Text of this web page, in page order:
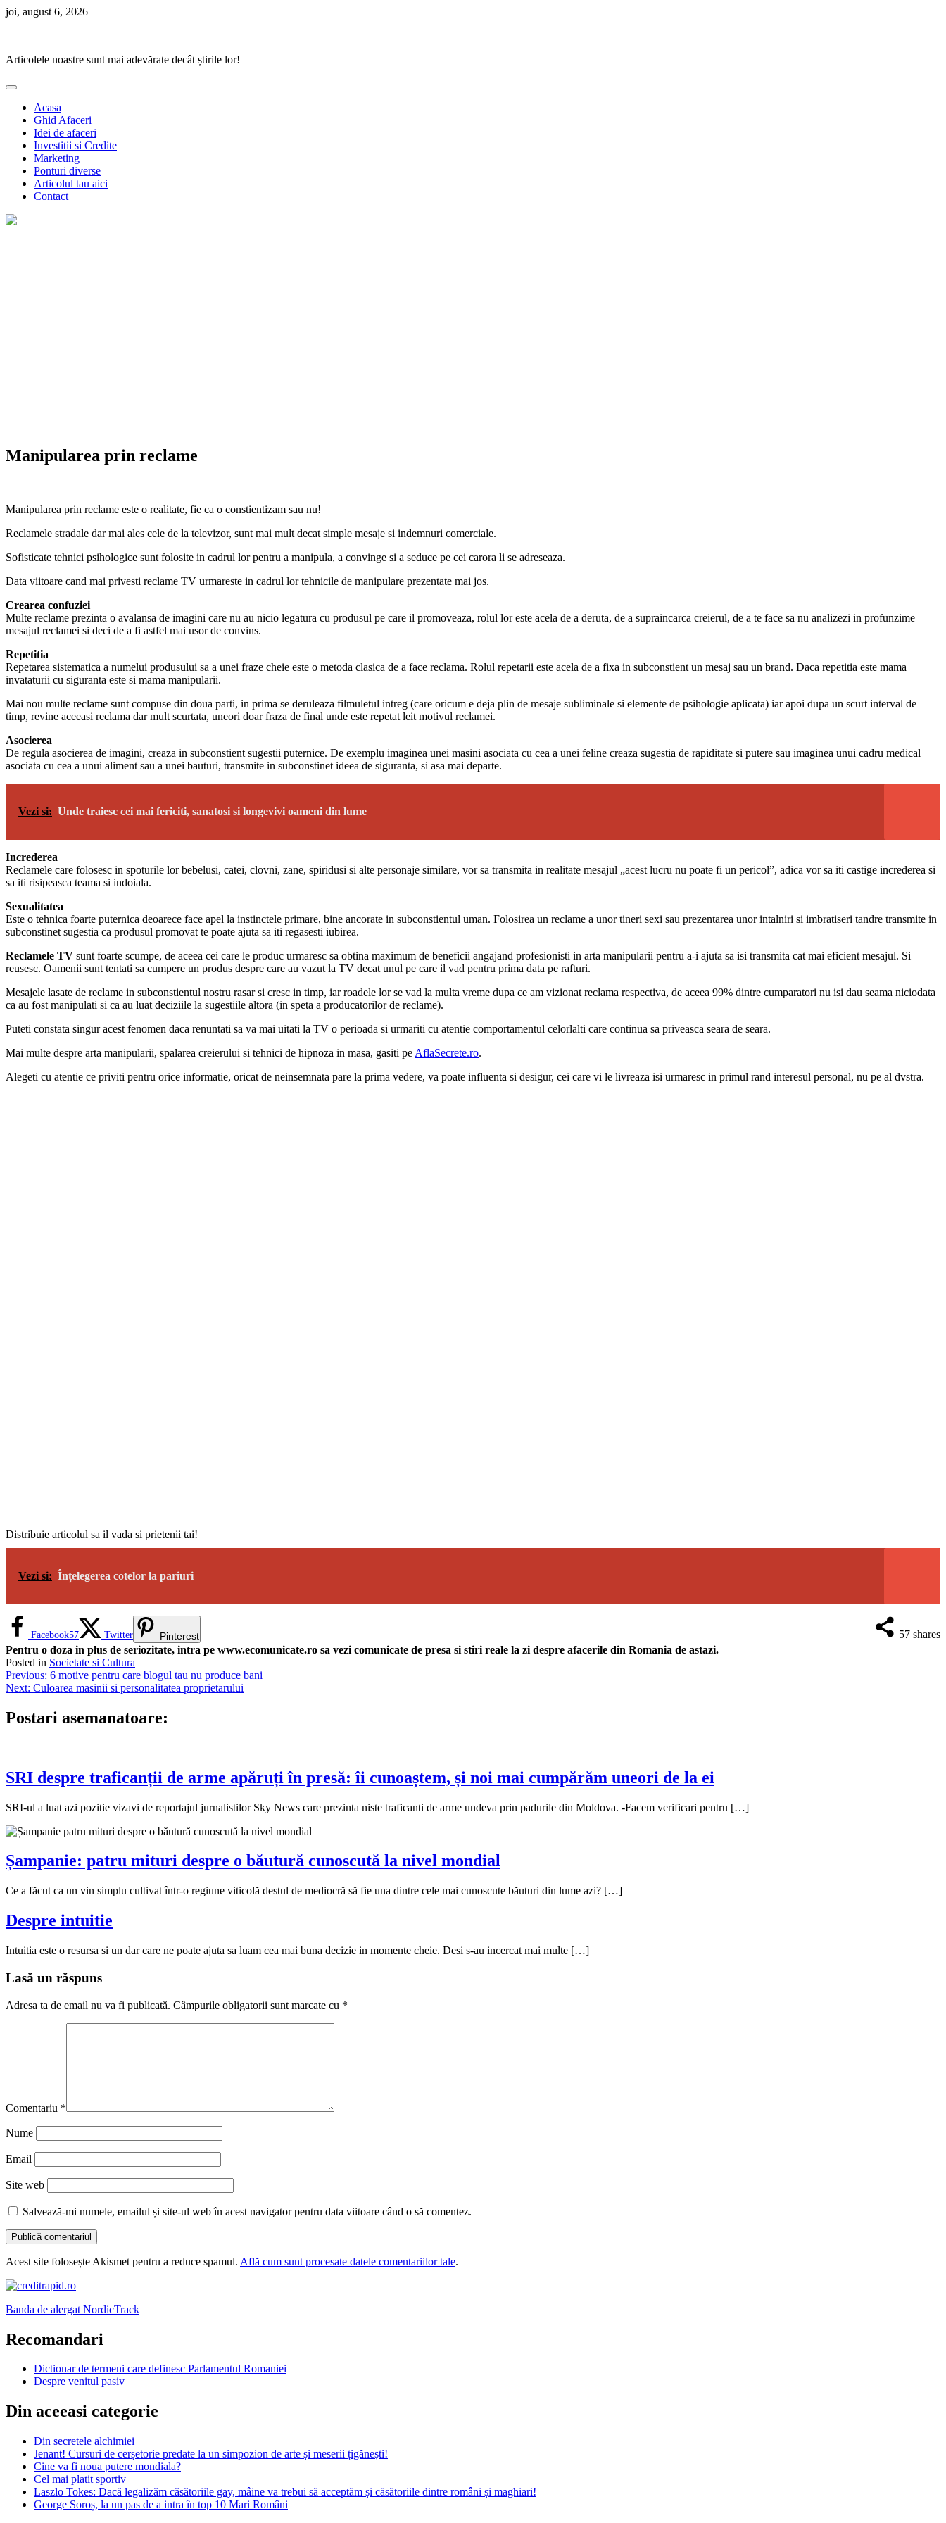
Skip
joi, august 6, 2026
Articolele noastre sunt mai adevărate decât știrile lor!
Acasa
Ghid Afaceri
Idei de afaceri
Investitii si Credite
Marketing
Ponturi diverse
Articolul tau aici
Contact
Manipularea prin reclame
Manipularea prin reclame este o realitate, fie ca o constientizam sau nu!
Reclamele stradale dar mai ales cele de la televizor, sunt mai mult decat simple mesaje si indemnuri comerciale.
Sofisticate tehnici psihologice sunt folosite in cadrul lor pentru a manipula, a convinge si a seduce pe cei carora li se adreseaza.
Data viitoare cand mai privesti reclame TV urmareste in cadrul lor tehnicile de manipulare prezentate mai jos.
Crearea confuziei
Multe reclame prezinta o avalansa de imagini care nu au nicio legatura cu produsul pe care il promoveaza, rolul lor este acela de a deruta, de a supraincarca creierul, de a te face sa nu analizezi in profunzime
mesajul reclamei si deci de a fi astfel mai usor de convins.
Repetitia
Repetarea sistematica a numelui produsului sa a unei fraze cheie este o metoda clasica de a face reclama. Rolul repetarii este acela de a fixa in subconstient un mesaj sau un brand. Daca repetitia este mama
invataturii cu siguranta este si mama manipularii.
Mai nou multe reclame sunt compuse din doua parti, in prima se deruleaza filmuletul intreg (care oricum e deja plin de mesaje subliminale si elemente de psihologie aplicata) iar apoi dupa un scurt interval de
timp, revine aceeasi reclama dar mult scurtata, uneori doar fraza de final unde este repetat leit motivul reclamei.
Asocierea
De regula asocierea de imagini, creaza in subconstient sugestii puternice. De exemplu imaginea unei masini asociata cu cea a unei feline creaza sugestia de rapiditate si putere sau imaginea unui cadru medical
asociata cu cea a unui aliment sau a unei bauturi, transmite in subconstinet ideea de siguranta, si asa mai departe.
Vezi si: Unde traiesc cei mai fericiti, sanatosi si longevivi oameni din lume
Increderea
Reclamele care folosesc in spoturile lor bebelusi, catei, clovni, zane, spiridusi si alte personaje similare, vor sa transmita in realitate mesajul „acest lucru nu poate fi un pericol”, adica vor sa iti castige increderea si
sa iti risipeasca teama si indoiala.
Sexualitatea
Este o tehnica foarte puternica deoarece face apel la instinctele primare, bine ancorate in subconstientul uman. Folosirea un reclame a unor tineri sexi sau prezentarea unor intalniri si imbratiseri tandre transmite in
subconstinet sugestia ca produsul promovat te poate ajuta sa iti regasesti iubirea.
Reclamele TV sunt foarte scumpe, de aceea cei care le produc urmaresc sa obtina maximum de beneficii angajand profesionisti in arta manipularii pentru a-i ajuta sa isi transmita cat mai eficient mesajul. Si
reusesc. Oamenii sunt tentati sa cumpere un produs despre care au vazut la TV decat unul pe care il vad pentru prima data pe rafturi.
Mesajele lasate de reclame in subconstientul nostru rasar si cresc in timp, iar roadele lor se vad la multa vreme dupa ce am vizionat reclama respectiva, de aceea 99% dintre cumparatori nu isi dau seama niciodata
ca au fost manipulati si ca au luat deciziile la sugestiile altora (in speta a producatorilor de reclame).
Puteti constata singur acest fenomen daca renuntati sa va mai uitati la TV o perioada si urmariti cu atentie comportamentul celorlalti care continua sa priveasca seara de seara.
Mai multe despre arta manipularii, spalarea creierului si tehnici de hipnoza in masa, gasiti pe AflaSecrete.ro.
Alegeti cu atentie ce priviti pentru orice informatie, oricat de neinsemnata pare la prima vedere, va poate influenta si desigur, cei care vi le livreaza isi urmaresc in primul rand interesul personal, nu pe al dvstra.
Distribuie articolul sa il vada si prietenii tai!
Vezi si: Înțelegerea cotelor la pariuri
57 shares
Facebook57 Twitter Pinterest
Pentru o doza in plus de seriozitate, intra pe www.ecomunicate.ro sa vezi comunicate de presa si stiri reale la zi despre afacerile din Romania de astazi.
Posted in Societate si Cultura
Navigare
în
articole
Previous: 6 motive pentru care blogul tau nu produce bani
Next: Culoarea masinii si personalitatea proprietarului
Postari asemanatoare:
SRI despre traficanții de arme apăruți în presă: îi cunoaștem, și noi mai cumpărăm uneori de la ei
SRI-ul a luat azi pozitie vizavi de reportajul jurnalistilor Sky News care prezinta niste traficanti de arme undeva prin padurile din Moldova. -Facem verificari pentru […]
Șampanie: patru mituri despre o băutură cunoscută la nivel mondial
Ce a făcut ca un vin simplu cultivat într-o regiune viticolă destul de mediocră să fie una dintre cele mai cunoscute băuturi din lume azi? […]
Despre intuitie
Intuitia este o resursa si un dar care ne poate ajuta sa luam cea mai buna decizie in momente cheie. Desi s-au incercat mai multe […]
Lasă un răspuns
Adresa ta de email nu va fi publicată. Câmpurile obligatorii sunt marcate cu *
Comentariu *
Nume
Email
Site web
Salvează-mi numele, emailul și site-ul web în acest navigator pentru data viitoare când o să comentez.
Acest site folosește Akismet pentru a reduce spamul. Află cum sunt procesate datele comentariilor tale.
Banda de alergat NordicTrack
Recomandari
Dictionar de termeni care definesc Parlamentul Romaniei
Despre venitul pasiv
Din aceeasi categorie
Din secretele alchimiei
Jenant! Cursuri de cerșetorie predate la un simpozion de arte și meserii țigănești!
Cine va fi noua putere mondiala?
Cel mai platit sportiv
Laszlo Tokes: Dacă legalizăm căsătoriile gay, mâine va trebui să acceptăm și căsătoriile dintre români și maghiari!
George Soroș, la un pas de a intra în top 10 Mari Români